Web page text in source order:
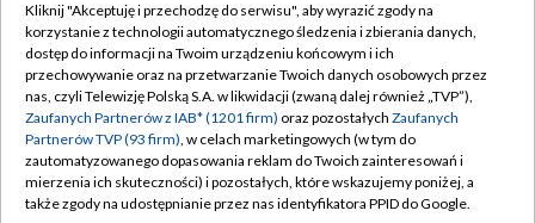
TVP
Abonament TVP
Emisja w TVP
Centrum informacji TVP
Naziemna Telewizja Cyfrowa
Regulamin TVP
Polityka prywatności
Moje zgody
Pomoc
Kliknij "Akceptuję i przechodzę do serwisu", aby wyrazić zgody na
korzystanie z technologii automatycznego śledzenia i zbierania danych,
dostęp do informacji na Twoim urządzeniu końcowym i ich
przechowywanie oraz na przetwarzanie Twoich danych osobowych przez
nas, czyli Telewizję Polską S.A. w likwidacji (zwaną dalej również „TVP”),
Zaufanych Partnerów z IAB* (1201 firm) oraz pozostałych Zaufanych
Partnerów TVP (93 firm), w celach marketingowych (w tym do
zautomatyzowanego dopasowania reklam do Twoich zainteresowań i
mierzenia ich skuteczności) i pozostałych, które wskazujemy poniżej, a
także zgody na udostępnianie przez nas identyfikatora PPID do Google.